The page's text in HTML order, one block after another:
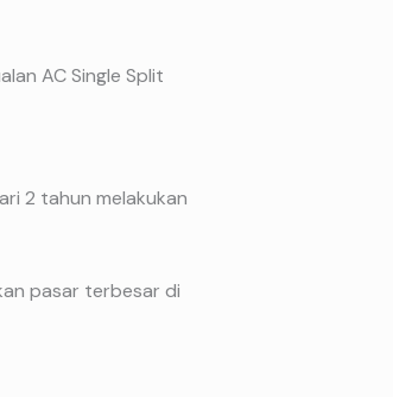
AC Single Split
2 tahun melakukan
pasar terbesar di